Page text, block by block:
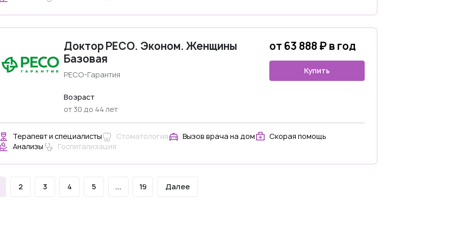
Доктор РЕСО. Эконом. Женщины
Базовая
РЕСО-Гарантия
от 63 888 ₽ в год
Купить
Возраст
от 30 до 44 лет
Терапевт и специалисты Стоматология Вызов врача на дом
Скорая помощь
Анализы
Госпитализация
2 3 4 5 ... 19 Далее